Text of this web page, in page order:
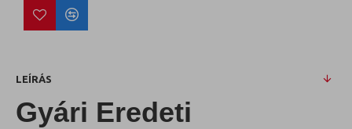
LEÍRÁS
Gyári Eredeti